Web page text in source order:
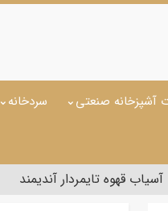
آشپزخانه صنعتی سردخانه
آسیاب قهوه تایمردار آندیمند